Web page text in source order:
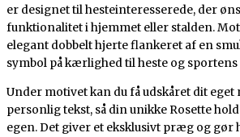
er designet til hesteinteresserede, der
funktionalitet i hjemmet eller stalden.
elegant dobbelt hjerte flankeret af en
symbol på kærlighed til heste og
Under motivet kan du få udskåret dit eget
personlig tekst, så din unikke Rosette
egen. Det giver et eksklusivt præg og gør